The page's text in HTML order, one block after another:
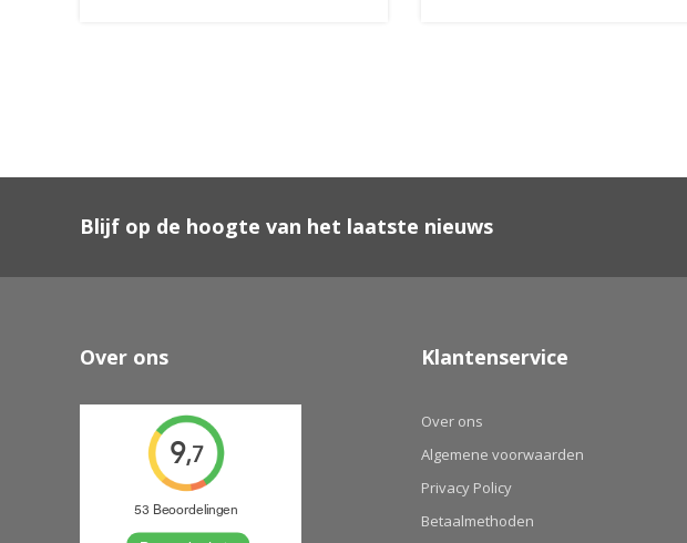
Blijf op de hoogte van het laatste nieuws
Over ons Klantenservice
Over ons
Algemene voorwaarden
Privacy Policy
Betaalmethoden